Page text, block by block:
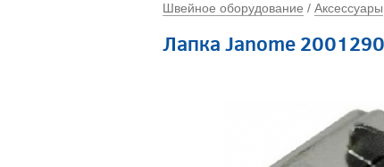
Швейное оборудование / Аксессуары
Лапка Janome